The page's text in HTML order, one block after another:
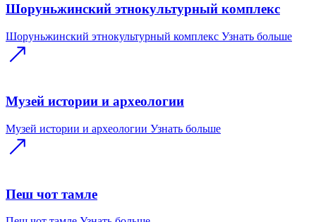
Шоруньжинский этнокультурный комплекс
Шоруньжинский этнокультурный комплекс Узнать больше
Музей истории и археологии
Музей истории и археологии Узнать больше
Пеш чот тамле